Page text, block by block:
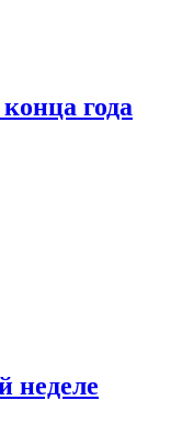
года
неделе